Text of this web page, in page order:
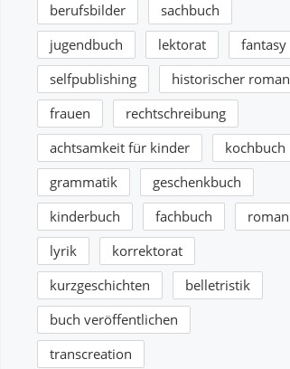
berufsbilder
sachbuch
jugendbuch
lektorat
fantasy
selfpublishing
historischer roman
frauen
rechtschreibung
achtsamkeit für kinder
kochbuch
grammatik
geschenkbuch
kinderbuch
fachbuch
roman
lyrik
korrektorat
kurzgeschichten
belletristik
buch veröffentlichen
transcreation